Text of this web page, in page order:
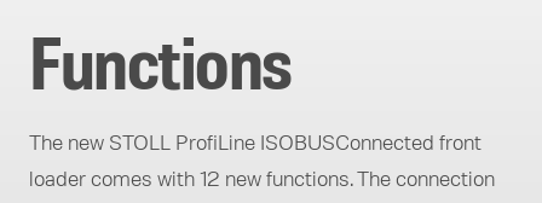
Functions
The new STOLL ProfiLine ISOBUSConnected front
loader comes with 12 new functions. The connection